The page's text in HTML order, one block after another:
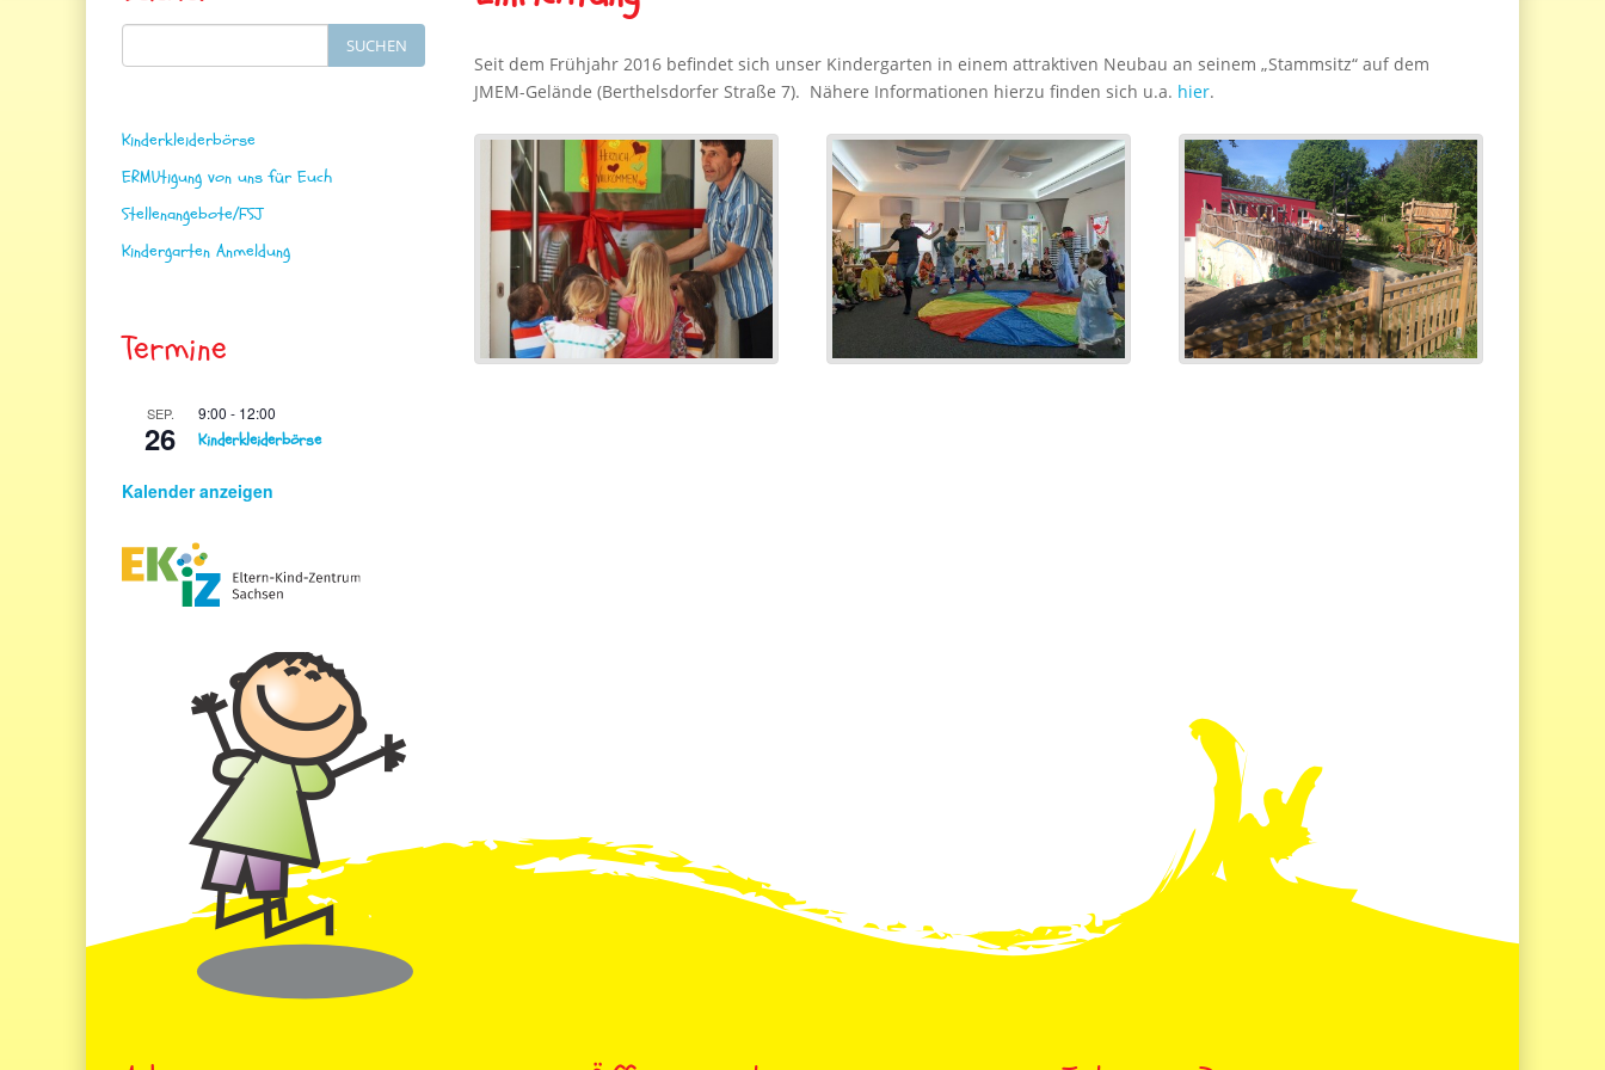
Seit dem Frühjahr 2016 befindet sich unser Kindergarten in einem attraktiven Neubau an seinem „Stammsitz“ auf dem
JMEM-Gelände (Berthelsdorfer Straße 7). Nähere Informationen hierzu finden sich u.a. hier.
Search
for:
SUCHEN
Kinderkleiderbörse
ERMUtigung von uns für Euch
Stellenangebote/FSJ
Kindergarten Anmeldung
Termine
SEP.
26
9:00 - 12:00
Kinderkleiderbörse
Kalender anzeigen